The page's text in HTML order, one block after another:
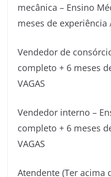
mecânica – Ensino
meses de experiência
Vendedor de
completo + 6 meses
VAGAS
Vendedor interno –
completo + 6 meses
VAGAS
Atendente (Ter acima